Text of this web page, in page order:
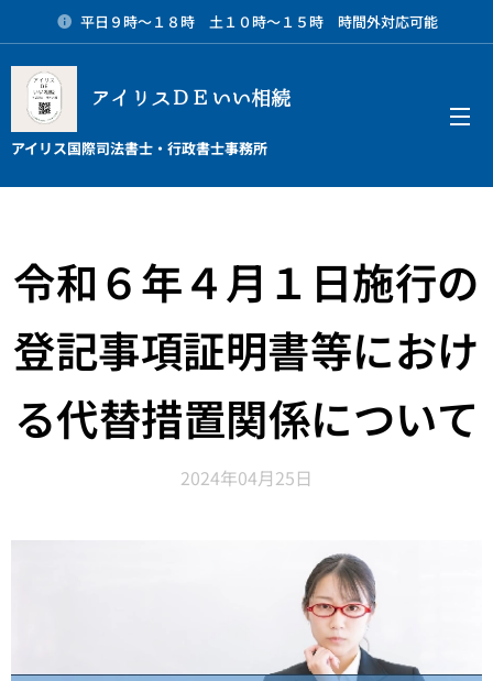
平日９時～１８時 土１０時～１５時 時間外対応可能
アイリスＤＥいい相続
アイリス国際司法書士・行政書士事務所
令和６年４月１日施行の
登記事項証明書等におけ
る代替措置関係について
2024年04月25日